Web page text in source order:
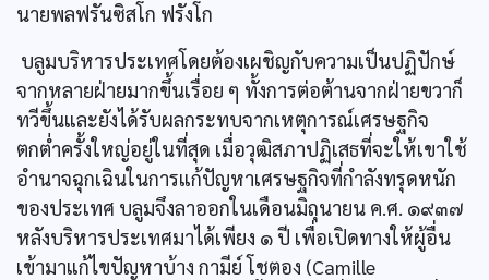
นายพลฟรันซิสโก ฟรังโก
บลูมบริหารประเทศโดยต้องเผชิญกับความเป็นปฏิปักษ์
จากหลายฝ่ายมากขึ้นเรื่อย ๆ ทั้งการต่อต้านจากฝ่ายขวาก็
ทวีขึ้นและยังได้รับผลกระทบจากเหตุการณ์เศรษฐกิจ
ตกตํ่าครั้งใหญ่อยู่ในที่สุด เมื่อวุฒิสภาปฏิเสธที่จะให้เขาใช้
อำนาจฉุกเฉินในการแก้ปัญหาเศรษฐกิจที่กำลังทรุดหนัก
ของประเทศ บลูมจึงลาออกในเดือนมิถุนายน ค.ศ. ๑๙๓๗
หลังบริหารประเทศมาได้เพียง ๑ ปี เพื่อเปิดทางให้ผู้อื่น
เข้ามาแก้ไขปัญหาบ้าง กามีย์ โชตอง (Camille